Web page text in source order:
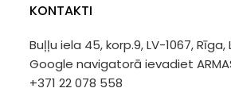
KONTAKTI
Buļļu iela 45, korp.9, LV-1067,
Google navigatorā ievadiet
+371 22 078 558